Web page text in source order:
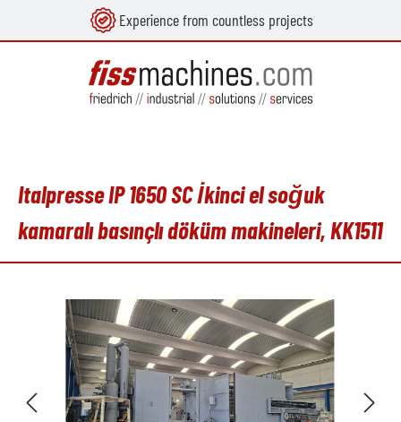
Experience from countless projects
Italpresse IP 1650 SC İkinci el soğuk
kamaralı basınçlı döküm makineleri, KK1511
Skip image gallery